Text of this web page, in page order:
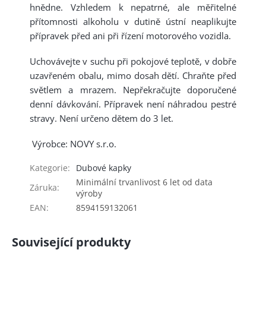
hnědne. Vzhledem k nepatrné, ale měřitelné
přítomnosti alkoholu v dutině ústní neaplikujte
přípravek před ani při řízení motorového vozidla.
Uchovávejte v suchu při pokojové teplotě, v dobře
uzavřeném obalu, mimo dosah dětí. Chraňte před
světlem a mrazem. Nepřekračujte doporučené
denní dávkování. Přípravek není náhradou pestré
stravy. Není určeno dětem do 3 let.
Výrobce: NOVY s.r.o.
Kategorie:
Dubové kapky
Záruka:
Minimální trvanlivost 6 let od data
výroby
EAN: 8594159132061
Související produkty